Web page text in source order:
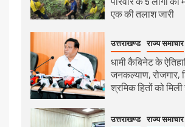
एक की तलाश जारी
उत्तराखण्ड राज्य समाचार
धामी कैबिनेट के
जनकल्याण, रोजगार,
श्रमिक हितों को मिली
उत्तराखण्ड राज्य समाचार